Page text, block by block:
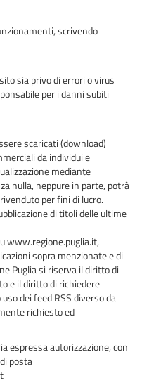
scrivendo
sia privo di errori o virus
per i danni subiti
scaricati (download)
da individui e
mediante
nulla, neppure in parte, potrà
per fini di lucro.
di titoli delle ultime
www.regione.puglia.it,
sopra menzionate e di
Puglia si riserva il diritto di
e il diritto di richiedere
dei feed RSS diverso da
richiesto ed
espressa autorizzazione, con
posta